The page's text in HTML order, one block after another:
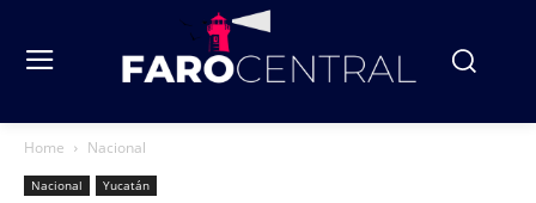
Home Nacional
Nacional Yucatán